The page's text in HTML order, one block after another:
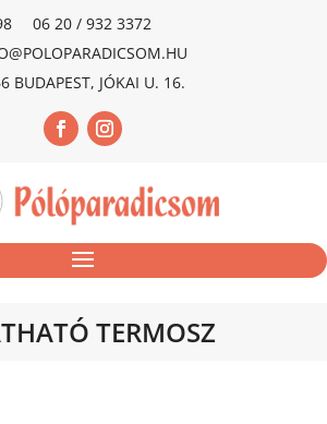
06 20 / 932 3372
BUDAPEST, JÓKAI U. 16.
TERMOSZ